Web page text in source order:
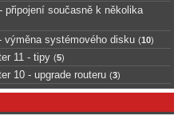
připojení současně k několika
výměna systémového disku (10)
11 - tipy (5)
10 - upgrade routeru (3)